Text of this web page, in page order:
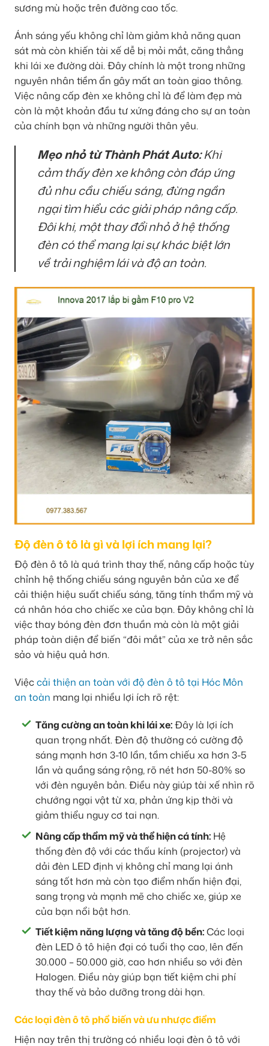
sương mù hoặc trên đường cao tốc.
Ánh sáng yếu không chỉ làm giảm khả năng quan
sát mà còn khiến tài xế dễ bị mỏi mắt, căng thẳng
khi lái xe đường dài. Đây chính là một trong những
nguyên nhân tiềm ẩn gây mất an toàn giao thông.
Việc nâng cấp đèn xe không chỉ là để làm đẹp mà
còn là một khoản đầu tư xứng đáng cho sự an toàn
của chính bạn và những người thân yêu.
Mẹo nhỏ từ Thành Phát Auto:Khi
cảm thấy đèn xe không còn đáp ứng
đủ nhu cầu chiếu sáng, đừng ngần
ngại tìm hiểu các giải pháp nâng cấp.
Đôi khi, một thay đổi nhỏ ở hệ thống
đèn có thể mang lại sự khác biệt lớn
về trải nghiệm lái và độ an toàn.
Độ đèn ô tô là gì và lợi ích mang lại?
Độ đèn ô tô là quá trình thay thế, nâng cấp hoặc tùy
chỉnh hệ thống chiếu sáng nguyên bản của xe để
cải thiện hiệu suất chiếu sáng, tăng tính thẩm mỹ và
cá nhân hóa cho chiếc xe của bạn. Đây không chỉ là
việc thay bóng đèn đơn thuần mà còn là một giải
pháp toàn diện để biến “đôi mắt” của xe trở nên sắc
sảo và hiệu quả hơn.
Việccải thiện an toàn với độ đèn ô tô tại Hóc Môn
an toàn mang lại nhiều lợi ích rõ rệt:
Tăng cường an toàn khi lái xe:Đây là lợi ích
quan trọng nhất. Đèn độ thường có cường độ
sáng mạnh hơn 3-10 lần, tầm chiếu xa hơn 3-5
lần và quầng sáng rộng, rõ nét hơn 50-80% so
với đèn nguyên bản. Điều này giúp tài xế nhìn rõ
chướng ngại vật từ xa, phản ứng kịp thời và
giảm thiểu nguy cơ tai nạn.
Nâng cấp thẩm mỹ và thể hiện cá tính: Hệ
thống đèn độ với các thấu kính (projector) và
dải đèn LED định vị không chỉ mang lại ánh
sáng tốt hơn mà còn tạo điểm nhấn hiện đại,
sang trọng và mạnh mẽ cho chiếc xe, giúp xe
của bạn nổi bật hơn.
Tiết kiệm năng lượng và tăng độ bền:Các loại
đèn LED ô tô hiện đại có tuổi thọ cao, lên đến
30.000 – 50.000 giờ, cao hơn nhiều so với đèn
Halogen. Điều này giúp bạn tiết kiệm chi phí
thay thế và bảo dưỡng trong dài hạn.
Các loại đèn ô tô phổ biến và ưu nhược điểm
Hiện nay trên thị trường có nhiều loại đèn ô tô với